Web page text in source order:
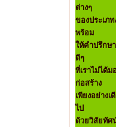
ต่างๆ
ของประเภ
พร้อม
ให้คำปรึกษ
ดีๆ
ที่เราไม่ได้ม
ก่อสร้าง
เพียงอย่าง
ไป
ด้วยวิสัยทัศ